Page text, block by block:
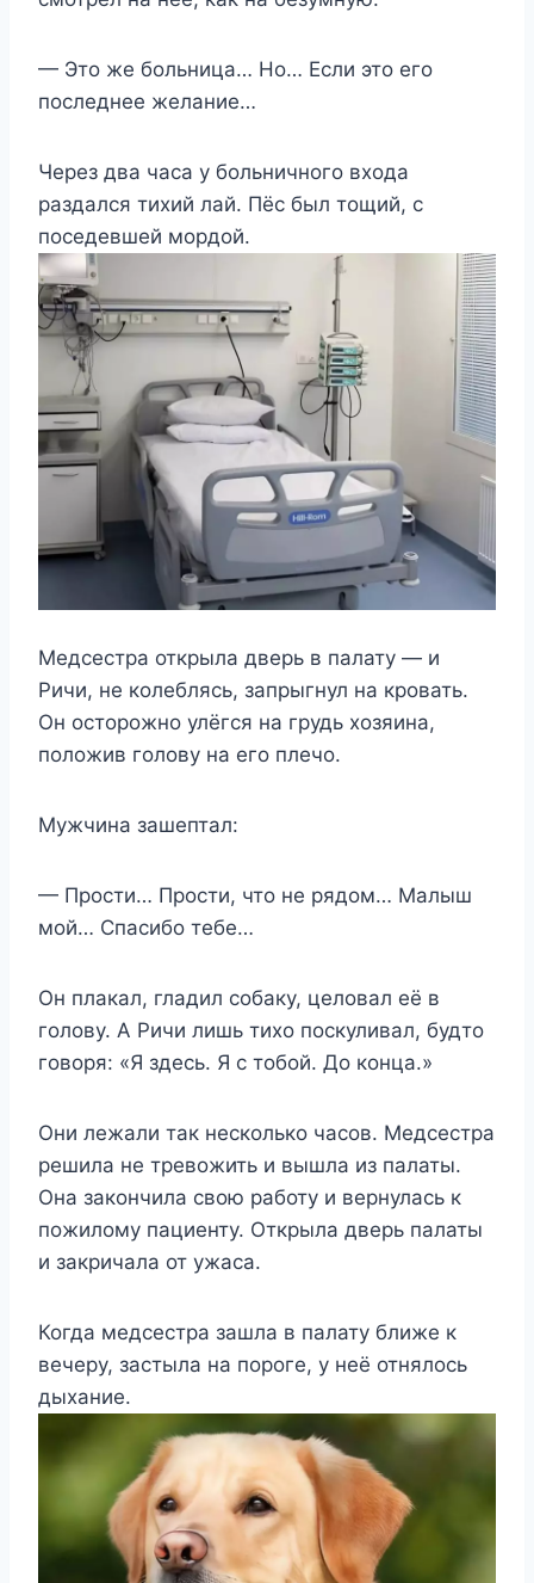
— Это же больница… Но… Если это его
последнее желание…
Через два часа у больничного входа
раздался тихий лай. Пёс был тощий, с
поседевшей мордой.
Медсестра открыла дверь в палату — и
Ричи, не колеблясь, запрыгнул на кровать.
Он осторожно улёгся на грудь хозяина,
положив голову на его плечо.
Мужчина зашептал:
— Прости… Прости, что не рядом… Малыш
мой… Спасибо тебе…
Он плакал, гладил собаку, целовал её в
голову. А Ричи лишь тихо поскуливал, будто
говоря: «Я здесь. Я с тобой. До конца.»
Они лежали так несколько часов. Медсестра
решила не тревожить и вышла из палаты.
Она закончила свою работу и вернулась к
пожилому пациенту. Открыла дверь палаты
и закричала от ужаса.
Когда медсестра зашла в палату ближе к
вечеру, застыла на пороге, у неё отнялось
дыхание.